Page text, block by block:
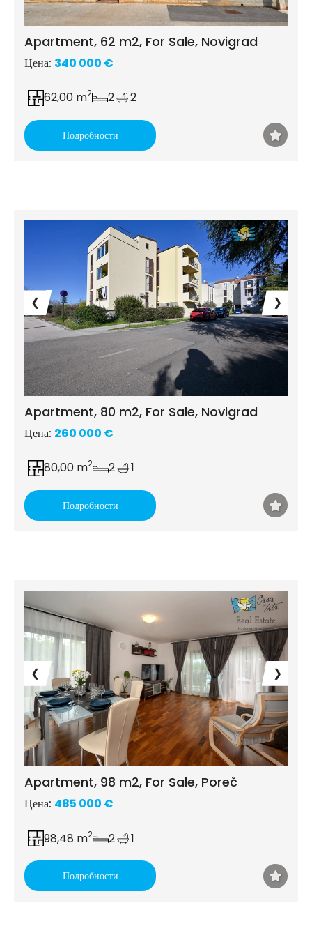
Apartment, 62 m2, For Sale, Novigrad
Цена: 340 000 €
62,00 m2 2 2
Подробности
❮ ❯
Apartment, 80 m2, For Sale, Novigrad
Цена: 260 000 €
80,00 m2 2 1
Подробности
❮ ❯
Apartment, 98 m2, For Sale, Poreč
Цена: 485 000 €
98,48 m2 2 1
Подробности